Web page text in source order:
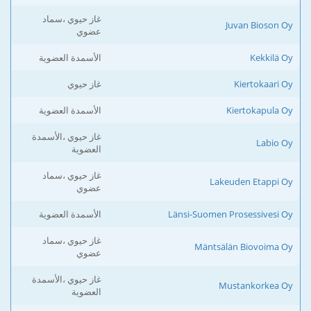
Juvan Bioson Oy
غاز حيوي ،سماد
عضوي
Kekkilä Oy الأسمدة العضوية
Kiertokaari Oy غاز حيوي
Kiertokapula Oy الأسمدة العضوية
Labio Oy
غاز حيوي ،الأسمدة
العضوية
Lakeuden Etappi Oy
غاز حيوي ،سماد
عضوي
Länsi-Suomen Prosessivesi Oy الأسمدة العضوية
Mäntsälän Biovoima Oy
غاز حيوي ،سماد
عضوي
Mustankorkea Oy
غاز حيوي ،الأسمدة
العضوية